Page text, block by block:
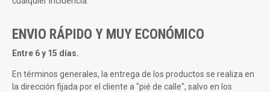
ENVIO RÁPIDO Y MUY ECONÓMICO
Entre 6 y 15 días.
En términos generales, la entrega de los productos se realiza en
la dirección fijada por el cliente a "pié de calle", salvo en los